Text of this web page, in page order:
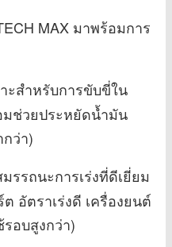
MAX มาพร้อมการ
ะสำหรับการขับขี่ใน
มช่วยประหยัดน้ำมัน
ว่า)
รรถนะการเร่งที่ดีเยี่ยม
อัตราเร่งดี เครื่องยนต์
อบสูงกว่า)